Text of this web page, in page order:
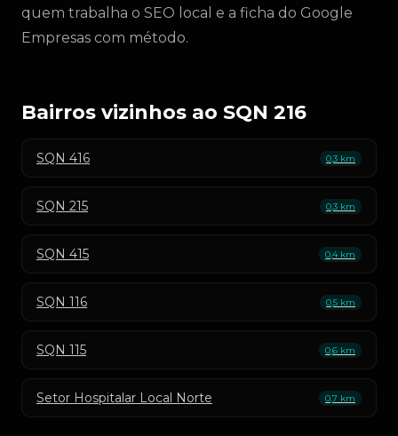
quem trabalha o SEO local e a ficha do Google
Empresas com método.
Bairros vizinhos ao SQN 216
SQN 416 0,3 km
SQN 215 0,3 km
SQN 415 0,4 km
SQN 116 0,5 km
SQN 115 0,6 km
Setor Hospitalar Local Norte 0,7 km